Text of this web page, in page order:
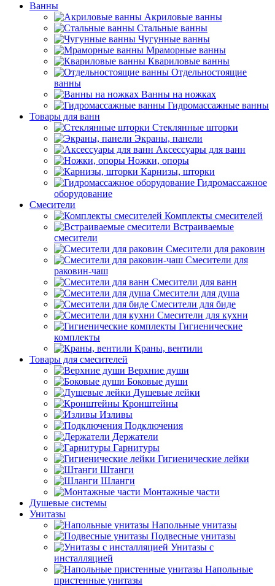
Ванны
Акриловые ванны
Стальные ванны
Чугунные ванны
Мраморные ванны
Квариловые ванны
Отдельностоящие
ванны
Ванны на ножках
Гидромассажные ванны
Товары для ванн
Стеклянные шторки
Экраны, панели
Аксессуары для ванн
Ножки, опоры
Карнизы, шторки
Гидромассажное
оборудование
Смесители
Комплекты смесителей
Встраиваемые
смесители
Смесители для раковин
Смесители для
раковин-чаш
Смесители для ванн
Смесители для душа
Смесители для биде
Смесители для кухни
Гигиенические
комплекты
Краны, вентили
Товары для смесителей
Верхние души
Боковые души
Душевые лейки
Кронштейны
Изливы
Подключения
Держатели
Гарнитуры
Гигиенические лейки
Штанги
Шланги
Монтажные части
Душевые системы
Унитазы
Напольные унитазы
Подвесные унитазы
Унитазы с
инсталляцией
Напольные
пристенные унитазы